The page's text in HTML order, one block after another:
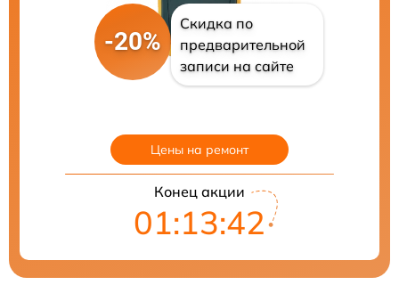
-20%
Скидка по
предварительной
записи на сайте
Цены на ремонт
Конец акции
01:13:40